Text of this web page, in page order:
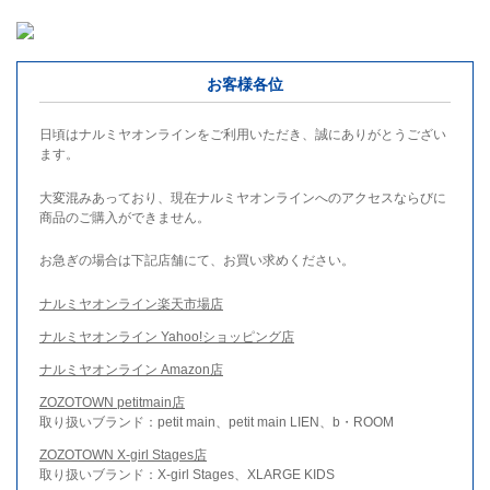
お客様各位
日頃はナルミヤオンラインをご利用いただき、誠にありがとうござい
ます。
大変混みあっており、現在ナルミヤオンラインへのアクセスならびに
商品のご購入ができません。
お急ぎの場合は下記店舗にて、お買い求めください。
ナルミヤオンライン楽天市場店
ナルミヤオンライン Yahoo!ショッピング店
ナルミヤオンライン Amazon店
ZOZOTOWN petitmain店
取り扱いブランド：petit main、petit main LIEN、b・ROOM
ZOZOTOWN X-girl Stages店
取り扱いブランド：X-girl Stages、XLARGE KIDS